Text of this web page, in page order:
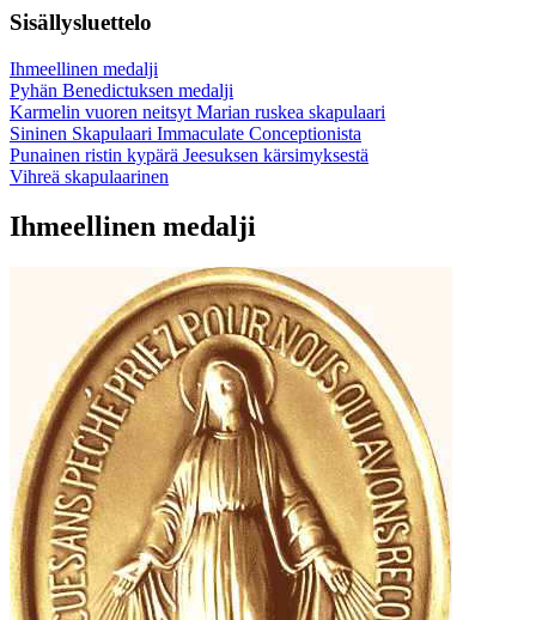
Sisällysluettelo
Ihmeellinen medalji
Pyhän Benedictuksen medalji
Karmelin vuoren neitsyt Marian ruskea skapulaari
Sininen Skapulaari Immaculate Conceptionista
Punainen ristin kypärä Jeesuksen kärsimyksestä
Vihreä skapulaarinen
Ihmeellinen medalji